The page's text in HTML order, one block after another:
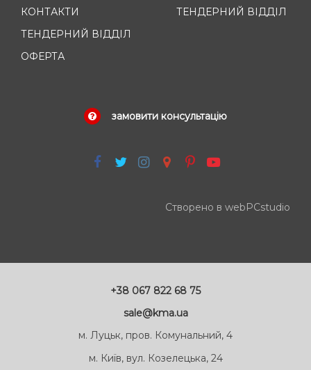
КОНТАКТИ
ТЕНДЕРНИЙ ВІДДІЛ
ОФЕРТА
ТЕНДЕРНИЙ ВІДДІЛ
замовити консультацію
Створено в webPCstudio
+38 067 822 68 75
sale@kma.ua
м. Луцьк, пров. Комунальний, 4
м. Київ, вул. Козелецька, 24